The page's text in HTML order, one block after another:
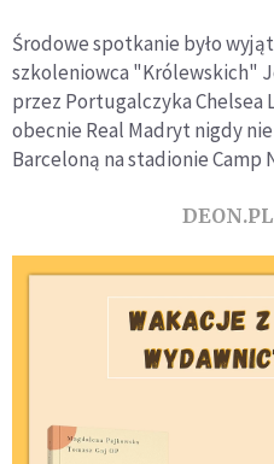
Środowe spotkanie było
szkoleniowca "Królewskich"
przez Portugalczyka Chelsea
obecnie Real Madryt nigdy
Barceloną na stadionie Camp